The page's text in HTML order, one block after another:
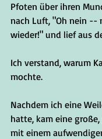
Pfoten über ihren
nach Luft, "Oh nein --
wieder!" und lief aus
Ich verstand, warum
mochte.
Nachdem ich eine
hatte, kam eine
mit einem